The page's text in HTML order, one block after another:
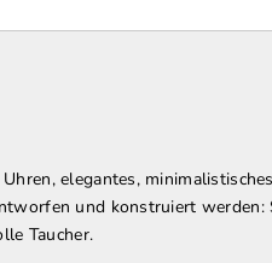
elegantes,
und konstruiert werden:
Taucher.